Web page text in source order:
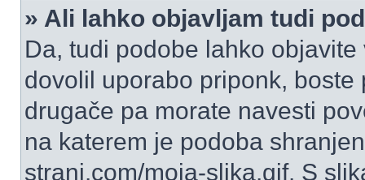
» Ali lahko objavljam tudi
Da, tudi podobe lahko
dovolil uporabo priponk,
drugače pa morate navesti
na katerem je podoba
strani.com/moja-slika.gif. S